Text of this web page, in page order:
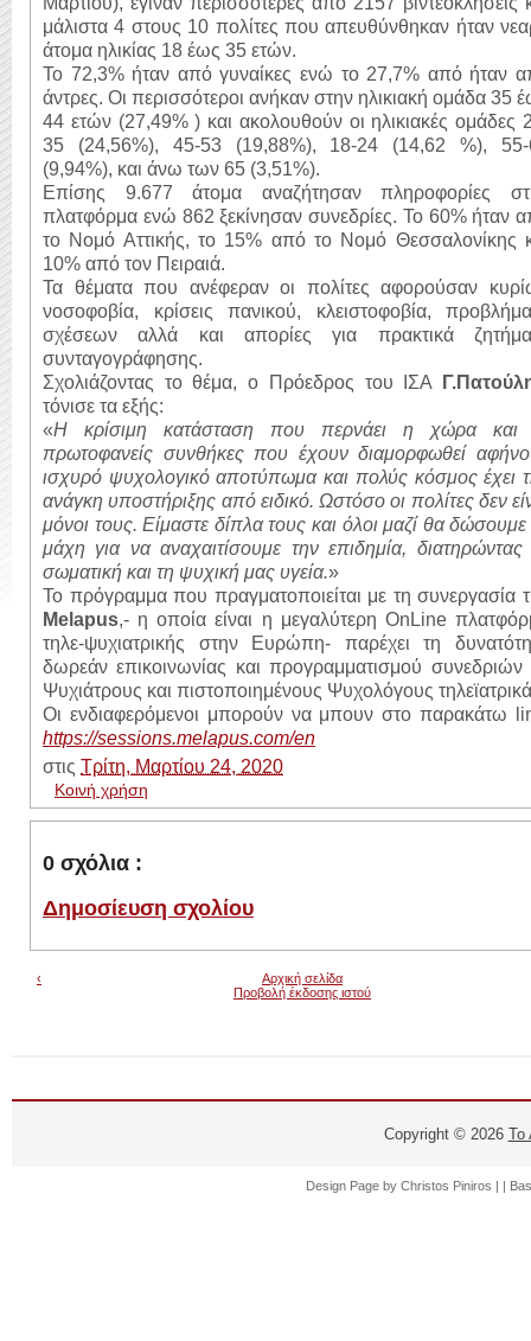
μάλιστα 4 στους 10 πολίτες που απευθύνθηκαν ήταν
άτομα ηλικίας 18 έως 35 ετών.
Το 72,3% ήταν από γυναίκες ενώ το 27,7% από ήταν
άντρες. Οι περισσότεροι ανήκαν στην ηλικιακή ομάδα 35
44 ετών (27,49% ) και ακολουθούν οι ηλικιακές ομάδες
35 (24,56%), 45-53 (19,88%), 18-24 (14,62 %), 55-
(9,94%), και άνω των 65 (3,51%).
Επίσης 9.677 άτομα αναζήτησαν πληροφορίες
πλατφόρμα ενώ 862 ξεκίνησαν συνεδρίες. Το 60% ήταν
το Νομό Αττικής, το 15% από το Νομό Θεσσαλονίκης
10% από τον Πειραιά.
Τα θέματα που ανέφεραν οι πολίτες αφορούσαν
νοσοφοβία, κρίσεις πανικού, κλειστοφοβία,
σχέσεων αλλά και απορίες για πρακτικά
συνταγογράφησης.
Σχολιάζοντας το θέμα, ο Πρόεδρος του ΙΣΑ
τόνισε τα εξής:
«Η κρίσιμη κατάσταση που περνάει η χώρα και
πρωτοφανείς συνθήκες που έχουν διαμορφωθεί
ισχυρό ψυχολογικό αποτύπωμα και πολύς κόσμος έχει
ανάγκη υποστήριξης από ειδικό. Ωστόσο οι πολίτες δεν
μόνοι τους. Είμαστε δίπλα τους και όλοι μαζί θα δώσουμε
μάχη για να αναχαιτίσουμε την επιδημία, διατηρώντας
σωματική και τη ψυχική μας υγεία.»
Το πρόγραμμα που πραγματοποιείται με τη συνεργασία
Melapus,- η οποία είναι η μεγαλύτερη OnLine
τηλε-ψυχιατρικής στην Ευρώπη- παρέχει τη
δωρεάν επικοινωνίας και προγραμματισμού συνεδριών
Ψυχιάτρους και πιστοποιημένους Ψυχολόγους
Oι ενδιαφερόμενοι μπορούν να μπουν στο παρακάτω
https://sessions.melapus.com/en
στις Τρίτη, Μαρτίου 24, 2020
Κοινή χρήση
0 σχόλια :
Δημοσίευση σχολίου
‹
Αρχική σελίδα
Προβολή έκδοσης ιστού
Copyright © 2026 Το
Design Page by Christos Piniros | |